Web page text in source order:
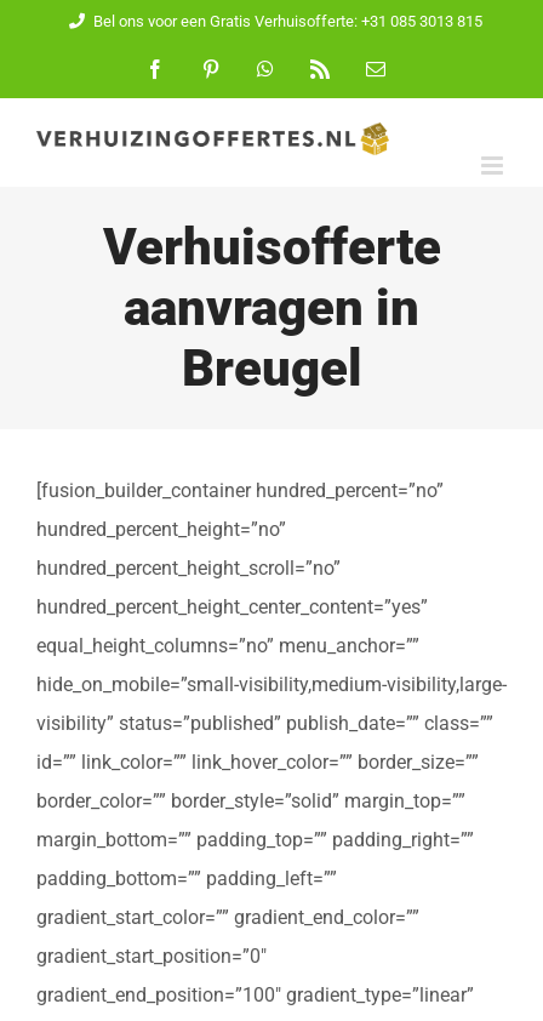
inhoud
Bel ons voor een Gratis Verhuisofferte: +31 085 3013 815
FacebookPinterest WhatsApp
E-
Verhuisofferte
aanvragen in
Breugel
[fusion_builder_container hundred_percent=”no”
hundred_percent_height=”no”
hundred_percent_height_scroll=”no”
hundred_percent_height_center_content=”yes”
equal_height_columns=”no” menu_anchor=””
hide_on_mobile=”small-visibility,medium-visibility,large-
visibility” status=”published” publish_date=”” class=””
id=”” link_color=”” link_hover_color=”” border_size=””
border_color=”” border_style=”solid” margin_top=””
margin_bottom=”” padding_top=”” padding_right=””
padding_bottom=”” padding_left=””
gradient_start_color=”” gradient_end_color=””
gradient_start_position=”0″
gradient_end_position=”100″ gradient_type=”linear”